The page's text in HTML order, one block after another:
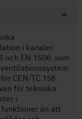
i kanaler
och EN 1506, som
CEN/TC 156.
för tekniska
i
än att